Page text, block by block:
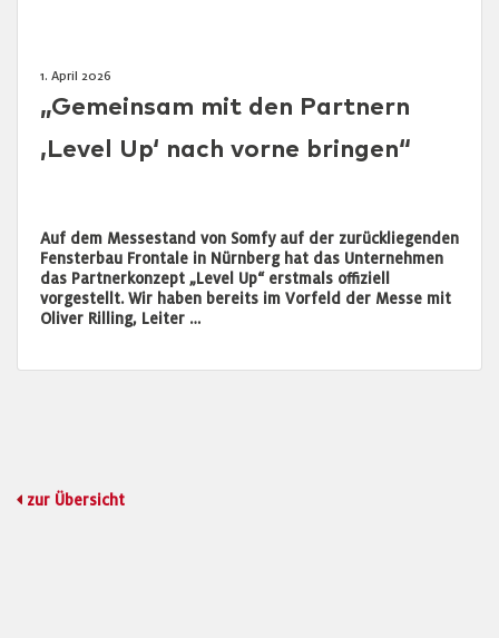
1. April 2026
„Gemeinsam mit den Partnern
‚Level Up‘ nach vorne bringen“
Auf dem Messestand von Somfy auf der zurückliegenden
Fensterbau Frontale in Nürnberg hat das Unternehmen
das Partnerkonzept „Level Up“ erstmals offiziell
vorgestellt. Wir haben bereits im Vorfeld der Messe mit
Oliver Rilling, Leiter …
zur Übersicht